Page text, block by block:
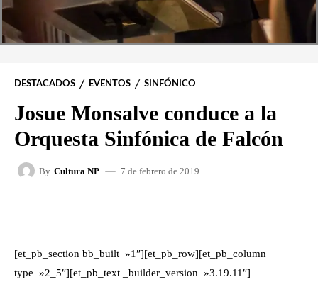
DESTACADOS EVENTOS SINFÓNICO
Josue Monsalve conduce a la
Orquesta Sinfónica de Falcón
By Cultura NP 7 de febrero de 2019
[et_pb_section bb_built=»1″][et_pb_row][et_pb_column
type=»2_5″][et_pb_text _builder_version=»3.19.11″]